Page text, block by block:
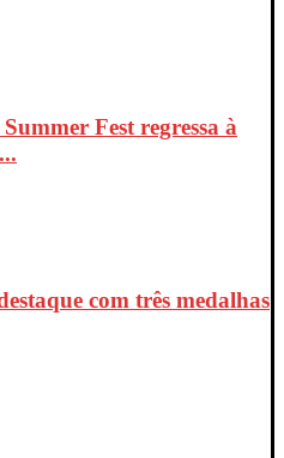
Fest regressa à
com três medalhas